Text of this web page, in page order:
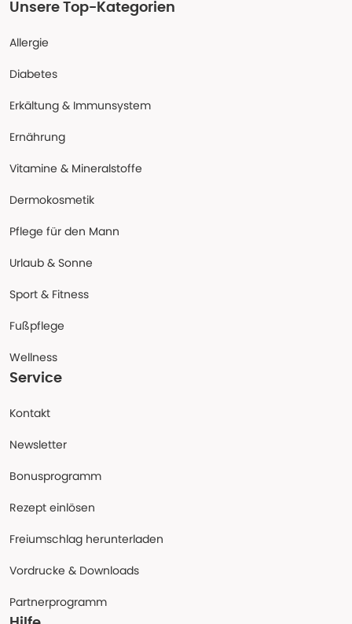
Unsere Top-Kategorien
Allergie
Diabetes
Erkältung & Immunsystem
Ernährung
Vitamine & Mineralstoffe
Dermokosmetik
Pflege für den Mann
Urlaub & Sonne
Sport & Fitness
Fußpflege
Wellness
Service
Kontakt
Newsletter
Bonusprogramm
Rezept einlösen
Freiumschlag herunterladen
Vordrucke & Downloads
Partnerprogramm